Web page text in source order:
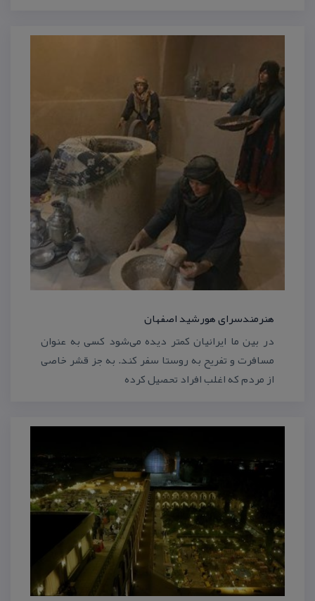
هنرمندسرای هورشید اصفهان
در بین ما ایرانیان كمتر دیده می‌شود كسی به عنوان
مسافرت و تفریح به روستا سفر كند. به جز قشر خاصی
از مردم كه اغلب افراد تحصیل كرده